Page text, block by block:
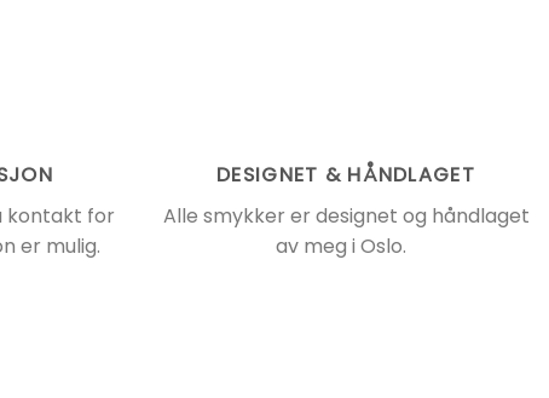
kontakt for
er mulig.
DESIGNET & HÅNDLAGET
Alle smykker er designet og håndlaget
av meg i Oslo.